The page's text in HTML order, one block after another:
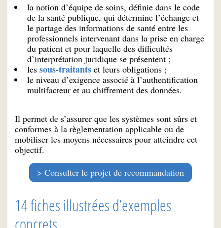
la notion d’équipe de soins, définie dans le code
de la santé publique, qui détermine l’échange et
le partage des informations de santé entre les
professionnels intervenant dans la prise en charge
du patient et pour laquelle des difficultés
d’interprétation juridique se présentent ;
les sous-traitants et leurs obligations ;
le niveau d’exigence associé à l’authentification
multifacteur et au chiffrement des données.
Il permet de s’assurer que les systèmes sont sûrs et
conformes à la règlementation applicable ou de
mobiliser les moyens nécessaires pour atteindre cet
objectif.
Consulter le projet de recommandation
14 fiches illustrées d’exemples
concrets